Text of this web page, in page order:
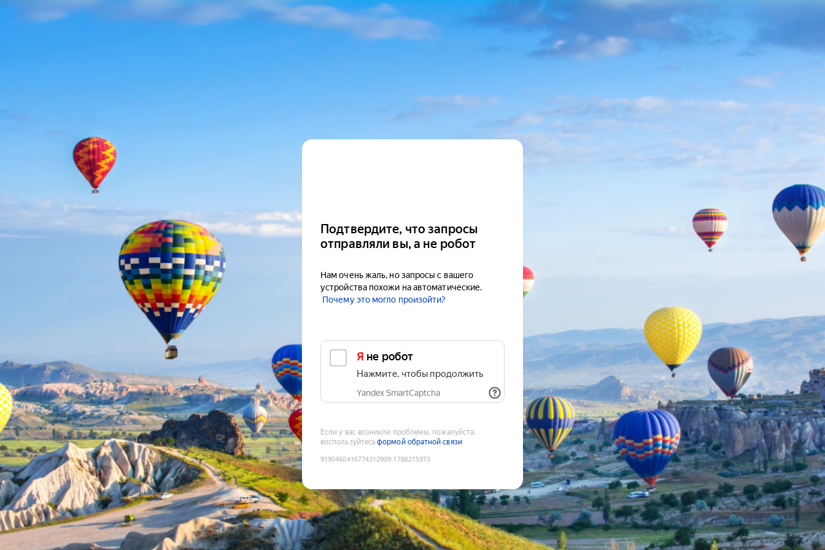
Подтвердите, что запросы
отправляли вы, а не робот
Нам очень жаль, но запросы с вашего
устройства похожи на автоматические.
Почему это могло произойти?
Я не робот
Нажмите, чтобы продолжить
Yandex SmartCaptcha
Если у вас возникли проблемы, пожалуйста,
воспользуйтесьформой обратной связи
9190460416774312909:1786215973